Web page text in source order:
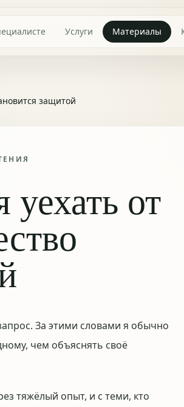
Услуги Материалы
защитой
от
За этими словами я обычно
чем объяснять своё
тяжёлый опыт, и с теми, кто